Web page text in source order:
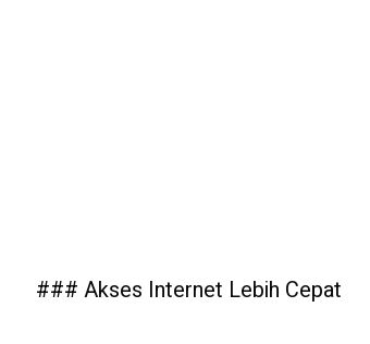
### Akses Internet Lebih Cepat